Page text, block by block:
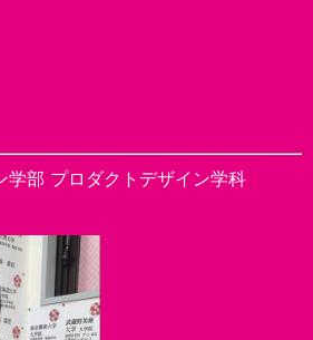
学部 プロダクトデザイン学科